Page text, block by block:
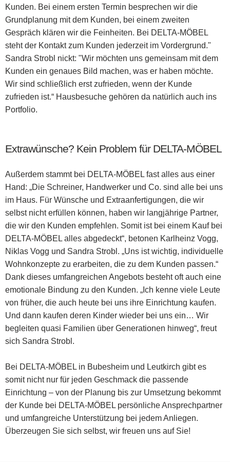
Kunden. Bei einem ersten Termin besprechen wir die
Grundplanung mit dem Kunden, bei einem zweiten
Gespräch klären wir die Feinheiten. Bei DELTA-MÖBEL
steht der Kontakt zum Kunden jederzeit im Vordergrund."
Sandra Strobl nickt: "Wir möchten uns gemeinsam mit dem
Kunden ein genaues Bild machen, was er haben möchte.
Wir sind schließlich erst zufrieden, wenn der Kunde
zufrieden ist.“ Hausbesuche gehören da natürlich auch ins
Portfolio.
Extrawünsche? Kein Problem für DELTA-MÖBEL
Außerdem stammt bei DELTA-MÖBEL fast alles aus einer
Hand: „Die Schreiner, Handwerker und Co. sind alle bei uns
im Haus. Für Wünsche und Extraanfertigungen, die wir
selbst nicht erfüllen können, haben wir langjährige Partner,
die wir den Kunden empfehlen. Somit ist bei einem Kauf bei
DELTA-MÖBEL alles abgedeckt“, betonen Karlheinz Vogg,
Niklas Vogg und Sandra Strobl. „Uns ist wichtig, individuelle
Wohnkonzepte zu erarbeiten, die zu dem Kunden passen.“
Dank dieses umfangreichen Angebots besteht oft auch eine
emotionale Bindung zu den Kunden. „Ich kenne viele Leute
von früher, die auch heute bei uns ihre Einrichtung kaufen.
Und dann kaufen deren Kinder wieder bei uns ein… Wir
begleiten quasi Familien über Generationen hinweg“, freut
sich Sandra Strobl.
Bei DELTA-MÖBEL in Bubesheim und Leutkirch gibt es
somit nicht nur für jeden Geschmack die passende
Einrichtung – von der Planung bis zur Umsetzung bekommt
der Kunde bei DELTA-MÖBEL persönliche Ansprechpartner
und umfangreiche Unterstützung bei jedem Anliegen.
Überzeugen Sie sich selbst, wir freuen uns auf Sie!